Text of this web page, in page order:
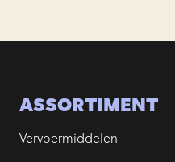
ASSORTIMENT
Vervoermiddelen